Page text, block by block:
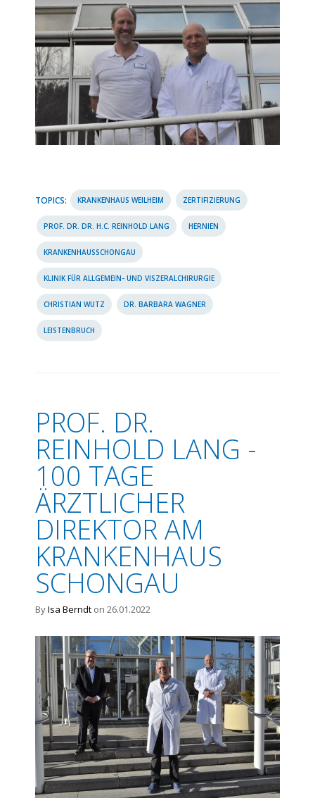
TOPICS: KRANKENHAUS WEILHEIM ZERTIFIZIERUNG
PROF. DR. DR. H.C. REINHOLD LANG HERNIEN
KRANKENHAUSSCHONGAU
KLINIK FÜR ALLGEMEIN- UND VISZERALCHIRURGIE
CHRISTIAN WUTZ DR. BARBARA WAGNER
LEISTENBRUCH
PROF. DR.
REINHOLD LANG -
100 TAGE
ÄRZTLICHER
DIREKTOR AM
KRANKENHAUS
SCHONGAU
ByIsa Berndt on 26.01.2022